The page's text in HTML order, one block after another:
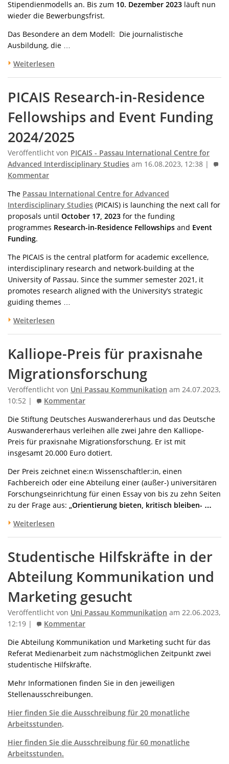
Stipendienmodells an. Bis zum 10. Dezember 2023 läuft nun
wieder die Bewerbungsfrist.
Das Besondere an dem Modell: Die journalistische
Ausbildung, die …
Weiterlesen
PICAIS Research-in-Residence
Fellowships and Event Funding
2024/2025
Veröffentlicht von PICAIS - Passau International Centre for
Advanced Interdisciplinary Studies am 16.08.2023, 12:38 |
Kommentar
The Passau International Centre for Advanced
Interdisciplinary Studies (PICAIS) is launching the next call for
proposals until October 17, 2023 for the funding
programmes Research-in-Residence Fellowships and Event
Funding.
The PICAIS is the central platform for academic excellence,
interdisciplinary research and network-building at the
University of Passau. Since the summer semester 2021, it
promotes research aligned with the University’s strategic
guiding themes …
Weiterlesen
Kalliope-Preis für praxisnahe
Migrationsforschung
Veröffentlicht von Uni Passau Kommunikation am 24.07.2023,
10:52 |
Kommentar
Die Stiftung Deutsches Auswandererhaus und das Deutsche
Auswandererhaus verleihen alle zwei Jahre den Kalliope-
Preis für praxisnahe Migrationsforschung. Er ist mit
insgesamt 20.000 Euro dotiert.
Der Preis zeichnet eine:n Wissenschaftler:in, einen
Fachbereich oder eine Abteilung einer (außer-) universitären
Forschungseinrichtung für einen Essay von bis zu zehn Seiten
zu der Frage aus: „Orientierung bieten, kritisch bleiben- …
Weiterlesen
Studentische Hilfskräfte in der
Abteilung Kommunikation und
Marketing gesucht
Veröffentlicht von Uni Passau Kommunikation am 22.06.2023,
12:19 |
Kommentar
Die Abteilung Kommunikation und Marketing sucht für das
Referat Medienarbeit zum nächstmöglichen Zeitpunkt zwei
studentische Hilfskräfte.
Mehr Informationen finden Sie in den jeweiligen
Stellenausschreibungen.
Hier finden Sie die Ausschreibung für 20 monatliche
Arbeitsstunden.
Hier finden Sie die Ausschreibung für 60 monatliche
Arbeitsstunden.